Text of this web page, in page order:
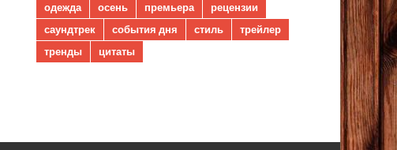
одежда
осень премьера
рецензии
саундтрек
события дня стиль
трейлер
тренды
цитаты